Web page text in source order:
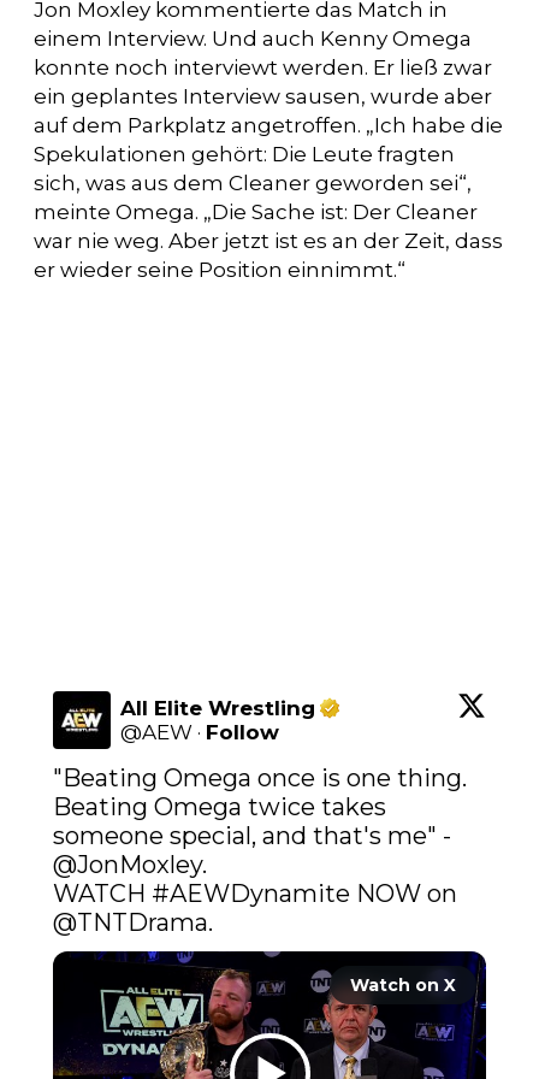
Jon Moxley kommentierte das Match in
einem Interview. Und auch Kenny Omega
konnte noch interviewt werden. Er ließ zwar
ein geplantes Interview sausen, wurde aber
auf dem Parkplatz angetroffen. „Ich habe die
Spekulationen gehört: Die Leute fragten
sich, was aus dem Cleaner geworden sei“,
meinte Omega. „Die Sache ist: Der Cleaner
war nie weg. Aber jetzt ist es an der Zeit, dass
er wieder seine Position einnimmt.“
All Elite Wrestling
@AEW · Follow
"Beating Omega once is one thing.
Beating Omega twice takes
@JonMoxley.
WATCH #AEWDynamite
@TNTDrama.
Watch on X